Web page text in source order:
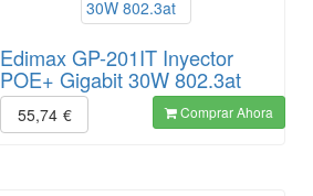
Edimax GP-201IT Inyector
POE+ Gigabit 30W 802.3at
55,74 € Comprar Ahora